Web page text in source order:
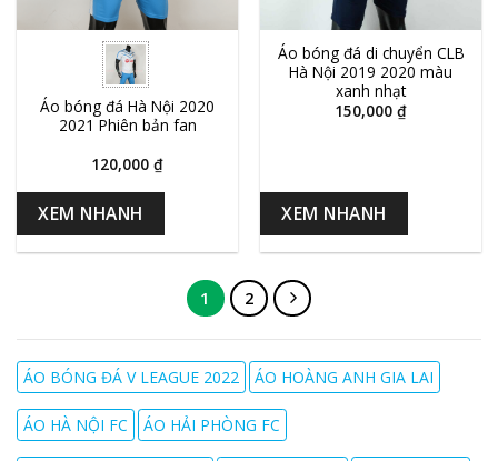
Áo bóng đá Hà Nội 2020
2021 Phiên bản fan
120,000 ₫
XEM NHANH
Áo bóng đá di chuyển CLB
Hà Nội 2019 2020 màu
xanh nhạt
150,000 ₫
XEM NHANH
1 2
ÁO BÓNG ĐÁ V LEAGUE 2022 ÁO HOÀNG ANH GIA LAI
ÁO HÀ NỘI FC ÁO HẢI PHÒNG FC